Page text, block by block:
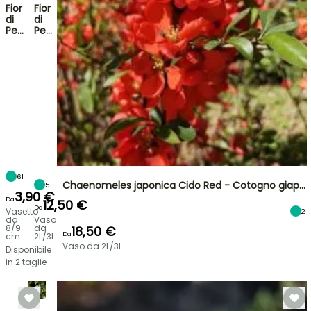
Fior
di
Pe…
61
Da3,90 €
Vasetto
da
8/9
cm
Disponibile
in 2 taglie
Fior
di
Pe…
5
Da12,50 €
Vaso
da
2L/3L
Chaenomeles japonica Cido Red - Cotogno giap…
2
Da18,50 €
Vaso da 2L/3L